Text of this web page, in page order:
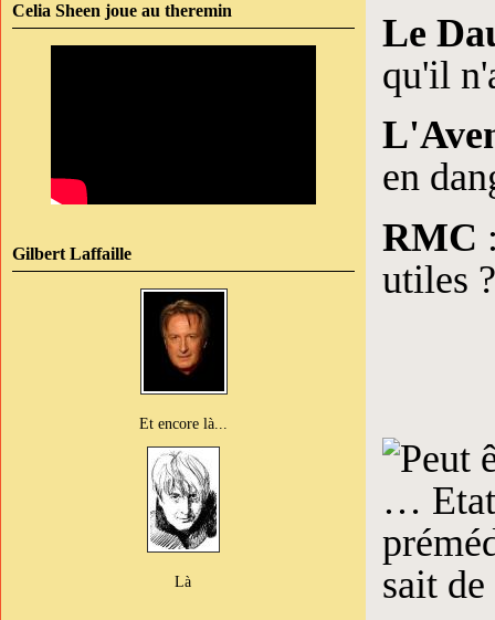
Celia Sheen joue au theremin
Gilbert Laffaille
Et encore là...
Là
Le
qu'il
en
RMC
utiles ?